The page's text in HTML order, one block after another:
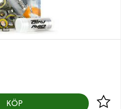
KÖP Lägg